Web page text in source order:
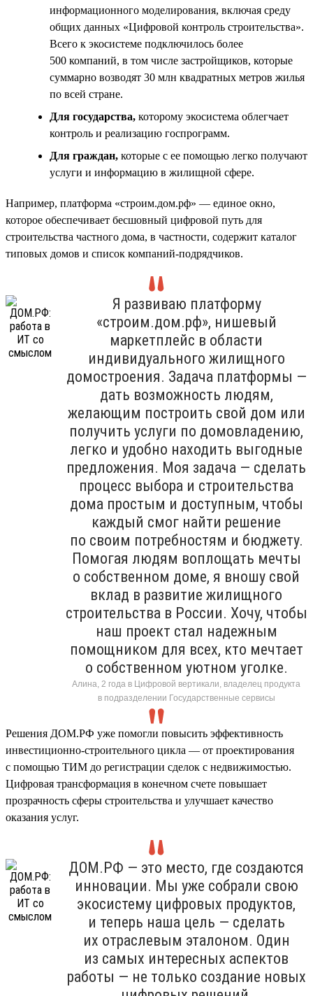
информационного моделирования, включая среду
общих данных «Цифровой контроль строительства».
Всего к экосистеме подключилось более
500 компаний, в том числе застройщиков, которые
суммарно возводят 30 млн квадратных метров жилья
по всей стране.
Для государства, которому экосистема облегчает
контроль и реализацию госпрограмм.
Для граждан, которые с ее помощью легко получают
услуги и информацию в жилищной сфере.
Например, платформа «строим.дом.рф» — единое окно,
которое обеспечивает бесшовный цифровой путь для
строительства частного дома, в частности, содержит каталог
типовых домов и список компаний-подрядчиков.
Я развиваю платформу
«строим.дом.рф», нишевый
маркетплейс в области
индивидуального жилищного
домостроения. Задача платформы —
дать возможность людям,
желающим построить свой дом или
получить услуги по домовладению,
легко и удобно находить выгодные
предложения. Моя задача — сделать
процесс выбора и строительства
дома простым и доступным, чтобы
каждый смог найти решение
по своим потребностям и бюджету.
Помогая людям воплощать мечты
о собственном доме, я вношу свой
вклад в развитие жилищного
строительства в России. Хочу, чтобы
наш проект стал надежным
помощником для всех, кто мечтает
о собственном уютном уголке.
Алина, 2 года в Цифровой вертикали, владелец продукта
в подразделении Государственные сервисы
Решения ДОМ.РФ уже помогли повысить эффективность
инвестиционно-строительного цикла — от проектирования
с помощью ТИМ до регистрации сделок с недвижимостью.
Цифровая трансформация в конечном счете повышает
прозрачность сферы строительства и улучшает качество
оказания услуг.
ДОМ.РФ — это место, где создаются
инновации. Мы уже собрали свою
экосистему цифровых продуктов,
и теперь наша цель — сделать
их отраслевым эталоном. Один
из самых интересных аспектов
работы — не только создание новых